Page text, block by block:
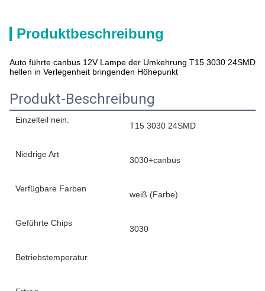
Produktbeschreibung
Auto führte canbus 12V Lampe der Umkehrung T15 3030 24SMD
hellen in Verlegenheit bringenden Höhepunkt
Produkt-Beschreibung
Einzelteil nein.
T15 3030 24SMD
Niedrige Art
3030+canbus
Verfügbare Farben
weiß (Farbe)
Geführte Chips
3030
Betriebstemperatur